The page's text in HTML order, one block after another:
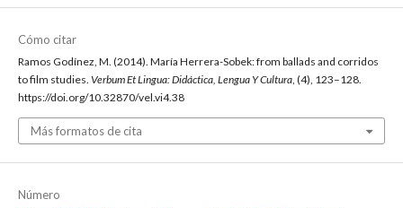
Cómo citar
Ramos Godínez, M. (2014). María Herrera-Sobek: from ballads and corridos
to film studies. Verbum Et Lingua: Didáctica, Lengua Y Cultura, (4), 123–128.
https://doi.org/10.32870/vel.vi4.38
Más formatos de cita
Número